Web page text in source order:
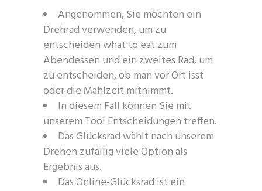
Angenommen, Sie möchten ein
Drehrad verwenden, um zu
entscheiden what to eat zum
Abendessen und ein zweites Rad, um
zu entscheiden, ob man vor Ort isst
oder die Mahlzeit mitnimmt.
In diesem Fall können Sie mit
unserem Tool Entscheidungen treffen.
Das Glücksrad wählt nach unserem
Drehen zufällig viele Option als
Ergebnis aus.
Das Online-Glücksrad ist ein